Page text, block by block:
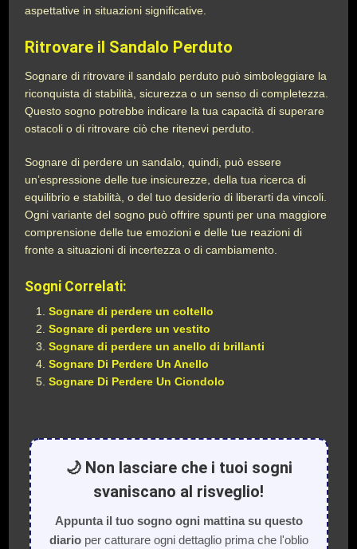
aspettative in situazioni significative.
Ritrovare il Sandalo Perduto
Sognare di ritrovare il sandalo perduto può simboleggiare la
riconquista di stabilità, sicurezza o un senso di completezza.
Questo sogno potrebbe indicare la tua capacità di superare
ostacoli o di ritrovare ciò che ritenevi perduto.
Sognare di perdere un sandalo, quindi, può essere
un’espressione delle tue insicurezze, della tua ricerca di
equilibrio e stabilità, o del tuo desiderio di liberarti da vincoli.
Ogni variante del sogno può offrire spunti per una maggiore
comprensione delle tue emozioni e delle tue reazioni di
fronte a situazioni di incertezza o di cambiamento.
Sogni Correlati:
Sognare di perdere un coltello
Sognare di perdere un vestito
Sognare di perdere un anello di brillanti
Sognare Di Perdere Un Anello
Sognare Di Perdere Un Ciondolo
🌙 Non lasciare che i tuoi sogni
svaniscano al risveglio!
Appunta il tuo sogno ogni mattina su questo
diarioper catturare ogni dettaglio prima che l'oblio